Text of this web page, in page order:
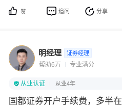
赞 追问 分享
明经理 证券经理
帮助6万 专业满分
从业认证 从业4年
国都证券开户手续费，多半